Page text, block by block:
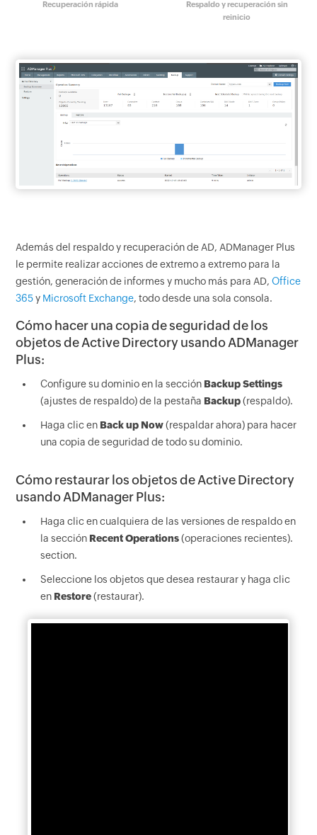
Recuperación rápida
Respaldo y recuperación sin
reinicio
Además del respaldo y recuperación de AD, ADManager Plus
le permite realizar acciones de extremo a extremo para la
gestión, generación de informes y mucho más para AD,Office
365y Microsoft Exchange, todo desde una sola consola.
Cómo hacer una copia de seguridad de los
objetos de Active Directory usando ADManager
Plus:
Configure su dominio en la sección Backup Settings
(ajustes de respaldo) de la pestaña Backup(respaldo).
Haga clic en Back up Now(respaldar ahora) para hacer
una copia de seguridad de todo su dominio.
Cómo restaurar los objetos de Active Directory
usando ADManager Plus:
Haga clic en cualquiera de las versiones de respaldo en
la sección Recent Operations(operaciones recientes).
section.
Seleccione los objetos que desea restaurar y haga clic
en Restore(restaurar).